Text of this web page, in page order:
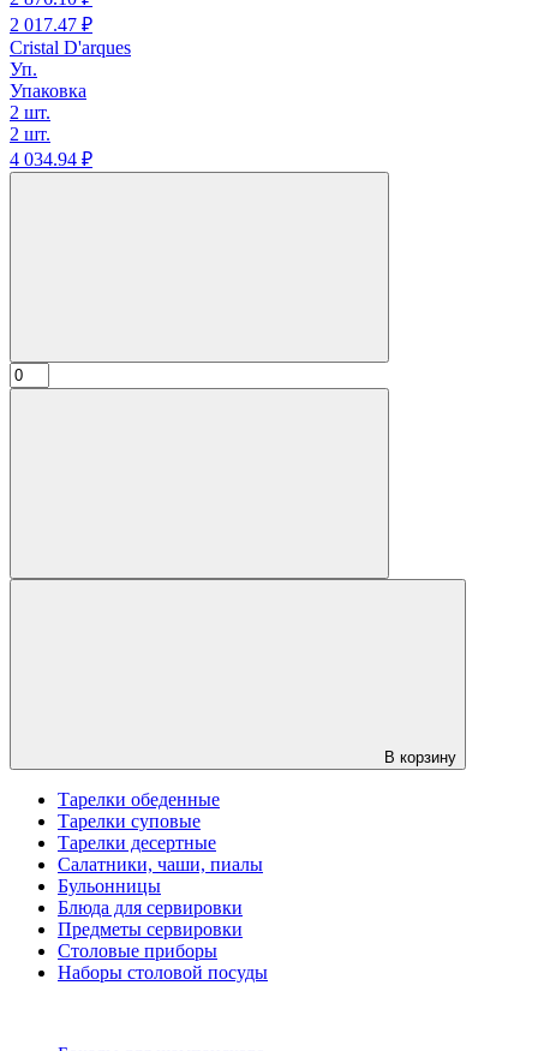
2 017.47 ₽
Cristal D'arques
Уп.
Упаковка
2 шт.
2 шт.
4 034.94 ₽
В корзину
Тарелки обеденные
Тарелки суповые
Тарелки десертные
Салатники, чаши, пиалы
Бульонницы
Блюда для сервировки
Предметы сервировки
Столовые приборы
Наборы столовой посуды